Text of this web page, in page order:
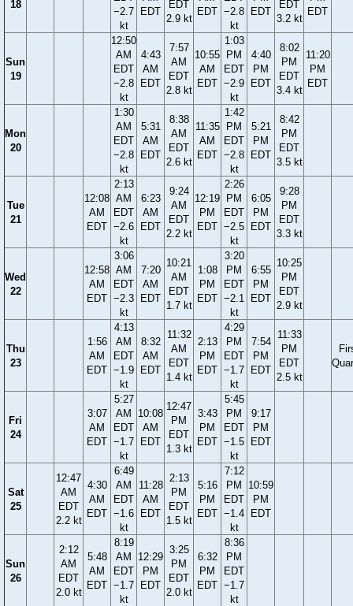
18
−2.7
kt
EDT
EDT
2.9 kt
EDT −2.8
kt
EDT
EDT
3.2 kt
EDT
Sun
19
12:50
AM
EDT
−2.8
kt
4:43
AM
EDT
7:57
AM
EDT
2.8 kt
10:55
AM
EDT
1:03
PM
EDT
−2.9
kt
4:40
PM
EDT
8:02
PM
EDT
3.4 kt
11:20
PM
EDT
Mon
20
1:30
AM
EDT
−2.8
kt
5:31
AM
EDT
8:38
AM
EDT
2.6 kt
11:35
AM
EDT
1:42
PM
EDT
−2.8
kt
5:21
PM
EDT
8:42
PM
EDT
3.5 kt
Tue
21
12:08
AM
EDT
2:13
AM
EDT
−2.6
kt
6:23
AM
EDT
9:24
AM
EDT
2.2 kt
12:19
PM
EDT
2:26
PM
EDT
−2.5
kt
6:05
PM
EDT
9:28
PM
EDT
3.3 kt
Wed
22
12:58
AM
EDT
3:06
AM
EDT
−2.3
kt
7:20
AM
EDT
10:21
AM
EDT
1.7 kt
1:08
PM
EDT
3:20
PM
EDT
−2.1
kt
6:55
PM
EDT
10:25
PM
EDT
2.9 kt
Thu
23
1:56
AM
EDT
4:13
AM
EDT
−1.9
kt
8:32
AM
EDT
11:32
AM
EDT
1.4 kt
2:13
PM
EDT
4:29
PM
EDT
−1.7
kt
7:54
PM
EDT
11:33
PM
EDT
2.5 kt
Fri
24
3:07
AM
EDT
5:27
AM
EDT
−1.7
kt
10:08
AM
EDT
12:47
PM
EDT
1.3 kt
3:43
PM
EDT
5:45
PM
EDT
−1.5
kt
9:17
PM
EDT
Sat
25
12:47
AM
EDT
2.2 kt
4:30
AM
EDT
6:49
AM
EDT
−1.6
kt
11:28
AM
EDT
2:13
PM
EDT
1.5 kt
5:16
PM
EDT
7:12
PM
EDT
−1.4
kt
10:59
PM
EDT
Sun
26
2:12
AM
EDT
2.0 kt
5:48
AM
EDT
8:19
AM
EDT
−1.7
kt
12:29
PM
EDT
3:25
PM
EDT
2.0 kt
6:32
PM
EDT
8:36
PM
EDT
−1.7
kt